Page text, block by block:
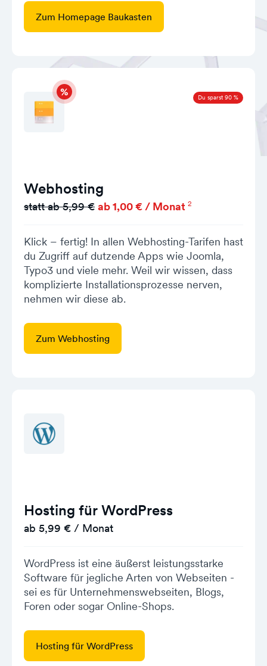
Zum Homepage Baukasten
Du sparst 90 %
Webhosting
statt ab 5,99 € ab 1,00 € / Monat 2
Klick – fertig! In allen Webhosting-Tarifen hast
du Zugriff auf dutzende Apps wie Joomla,
Typo3 und viele mehr. Weil wir wissen, dass
komplizierte Installationsprozesse nerven,
nehmen wir diese ab.
Zum Webhosting
Hosting für WordPress
ab 5,99 € / Monat
WordPress ist eine äußerst leistungsstarke
Software für jegliche Arten von Webseiten -
sei es für Unternehmenswebseiten, Blogs,
Foren oder sogar Online-Shops.
Hosting für WordPress